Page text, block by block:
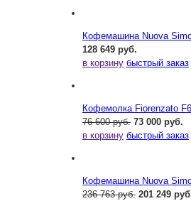
Кофемашина Nuova
128 649 руб.
в корзину быстрый заказ
Кофемолка Fiorenzato
76 600 руб. 73 000 руб.
в корзину быстрый заказ
Кофемашина Nuova
236 763 руб. 201 249